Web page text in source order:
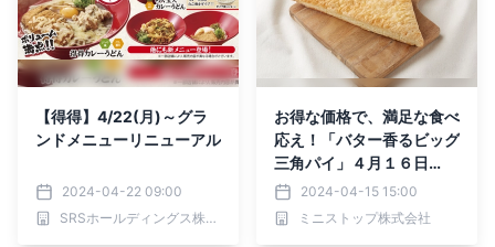
【得得】4/22(月)～グラ
ンドメニューリニューアル
2024-04-22 09:00
SRSホールディングス株式会社
お得な価格で、満足な食べ
応え！「バター香るビッグ
三角パイ」４月１６日
（火）新発売
2024-04-15 15:00
ミニストップ株式会社